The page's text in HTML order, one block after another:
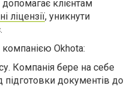
допомагає клієнтам
ліцензії, уникнути
компанією Okhota:
Компанія бере на себе
підготовки документів до